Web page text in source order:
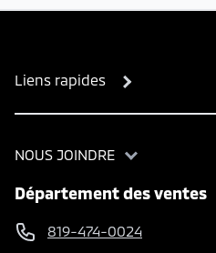
Liens rapides
NOUS JOINDRE
Département des ventes
819-474-0024